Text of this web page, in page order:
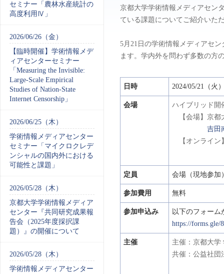
京都大学学術情報メディアセン
ている課題についてご紹介いた
5月21日の学術情報メディアセ
ます。学内外を問わず多数の方
日時 2024/05/21（火
会場
ハイブリッド開
【会場】京都
吉田
【オンライン
定員 会場（現地参加
参加費用 無料
参加申込み
以下のフォーム
https://forms.gle/
主催
主催：京都大学
共催：公益社団
セミナー「農林水産統計の
高度利用Ⅳ」
2026/06/26（金）
【臨時開催】学術情報メデ
ィアセンターセミナー
「Measuring the Invisible:
Large-Scale Empirical
Studies of Nation-State
Internet Censorship」
2026/06/25（木）
学術情報メディアセンター
セミナー「マイクロクレデ
ンシャルの国内外における
可能性と課題」
2026/05/28（木）
京都大学学術情報メディア
センター『共同研究成果報
告会（2025年度採択課
題）』の開催について
2026/05/28（木）
学術情報メディアセンター